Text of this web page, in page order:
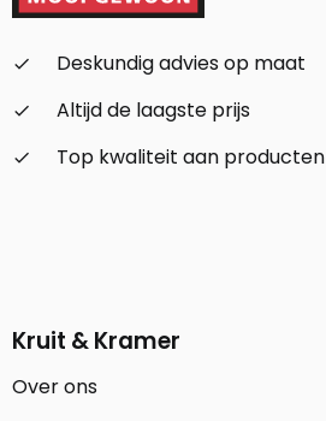
check_small
Deskundig advies op maat
check_small
Altijd de laagste prijs
check_small
Top kwaliteit aan producten
Kruit & Kramer
Over ons